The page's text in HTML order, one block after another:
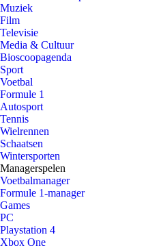
Muziek
Film
Televisie
Media & Cultuur
Bioscoopagenda
Sport
Voetbal
Formule 1
Autosport
Tennis
Wielrennen
Schaatsen
Wintersporten
Managerspelen
Voetbalmanager
Formule 1-manager
Games
PC
Playstation 4
Xbox One